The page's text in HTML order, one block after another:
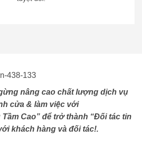
nâng cao chất lượng dịch vụ
cửa & làm việc với
Cao” để trở thành “Đối tác tin
khách hàng và đối tác!.